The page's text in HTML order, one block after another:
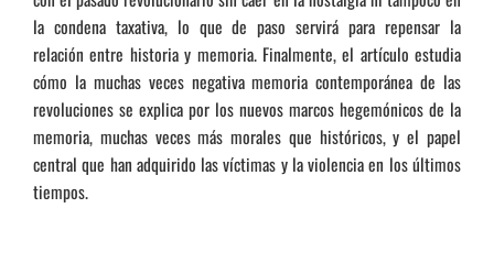
la condena taxativa, lo que de paso servirá para repensar la
relación entre historia y memoria. Finalmente, el artículo estudia
cómo la muchas veces negativa memoria contemporánea de las
revoluciones se explica por los nuevos marcos hegemónicos de la
memoria, muchas veces más morales que históricos, y el papel
central que han adquirido las víctimas y la violencia en los últimos
tiempos.